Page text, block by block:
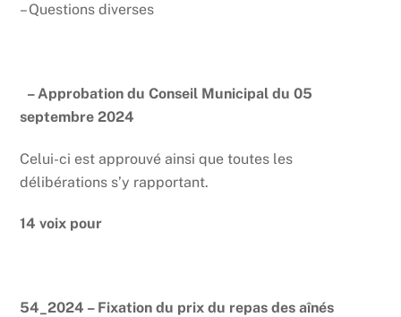
– Questions diverses
– Approbation du Conseil Municipal du 05
septembre 2024
Celui-ci est approuvé ainsi que toutes les
délibérations s’y rapportant.
14 voix pour
54_2024 – Fixation du prix du repas des aînés